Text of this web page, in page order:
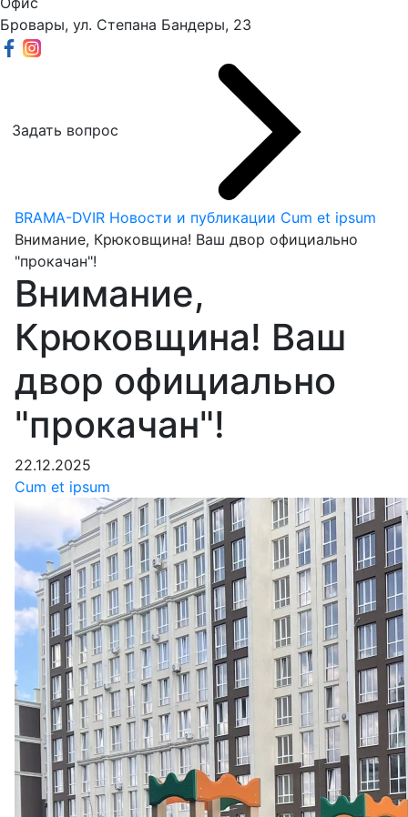
Бровары, ул. Степана Бандеры, 23
Задать вопрос
BRAMA-DVIR Новости и публикации Cum et ipsum
Внимание, Крюковщина! Ваш двор официально
"прокачан"!
Внимание,
Крюковщина! Ваш
двор официально
"прокачан"!
22.12.2025
Cum et ipsum